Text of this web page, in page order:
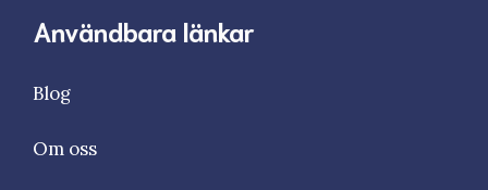
Användbara länkar
Blog
Om oss